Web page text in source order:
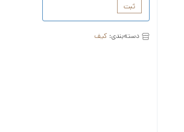
ثبت
دسته‌بندی: کیف